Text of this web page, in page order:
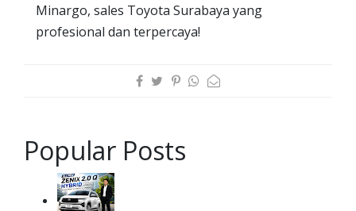
Minargo, sales Toyota Surabaya yang
profesional dan terpercaya!
Popular Posts